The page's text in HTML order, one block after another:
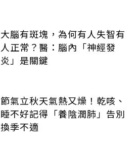
大腦有斑塊，為何有人失智有
人正常？醫：腦內「神經發
炎」是關鍵
節氣立秋天氣熱又燥！乾咳、
睡不好記得「養陰潤肺」告別
換季不適